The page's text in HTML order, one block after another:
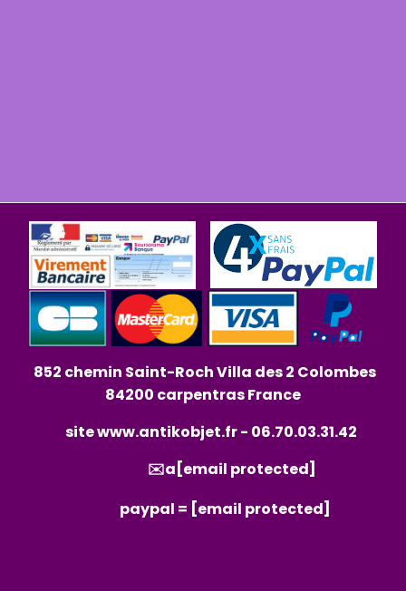
852 chemin Saint-Roch Villa des 2 Colombes
84200 carpentras France
sitewww.antikobjet.fr- 06.70.03.31.42
✉️a [email protected]
paypal = [email protected]